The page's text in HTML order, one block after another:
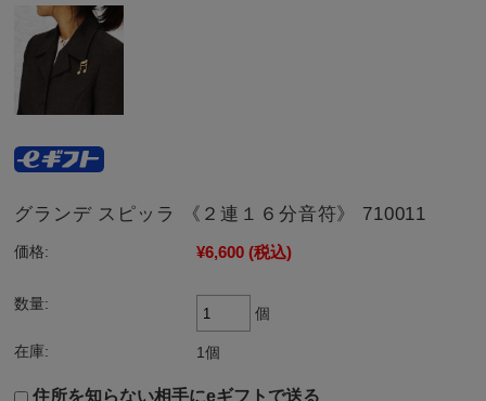
グランデ スピッラ 《２連１６分音符》 710011
価格: ¥6,600 (税込)
数量:
個
在庫: 1個
住所を知らない相手にeギフトで送る